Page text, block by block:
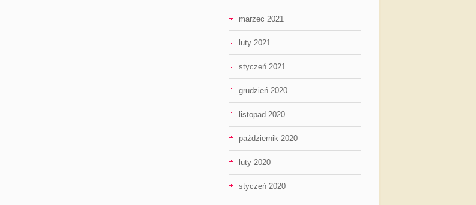
marzec 2021
luty 2021
styczeń 2021
grudzień 2020
listopad 2020
październik 2020
luty 2020
styczeń 2020